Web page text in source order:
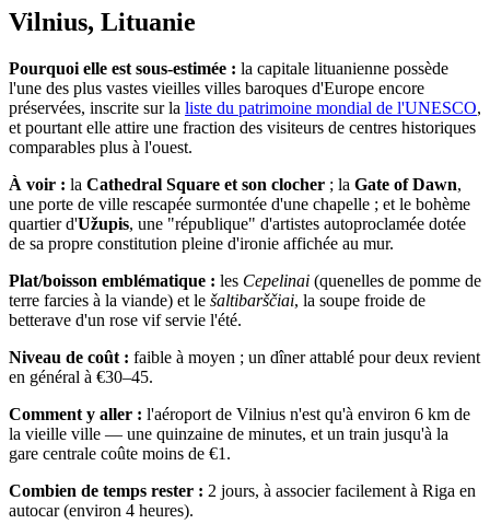
Vilnius, Lituanie
Pourquoi elle est sous-estimée : la capitale lituanienne possède
l'une des plus vastes vieilles villes baroques d'Europe encore
préservées, inscrite sur la liste du patrimoine mondial de l'UNESCO,
et pourtant elle attire une fraction des visiteurs de centres historiques
comparables plus à l'ouest.
À voir : la Cathedral Square et son clocher ; la Gate of Dawn,
une porte de ville rescapée surmontée d'une chapelle ; et le bohème
quartier d'Užupis, une "république" d'artistes autoproclamée dotée
de sa propre constitution pleine d'ironie affichée au mur.
Plat/boisson emblématique : les Cepelinai (quenelles de pomme de
terre farcies à la viande) et le šaltibarščiai, la soupe froide de
betterave d'un rose vif servie l'été.
Niveau de coût : faible à moyen ; un dîner attablé pour deux revient
en général à €30–45.
Comment y aller : l'aéroport de Vilnius n'est qu'à environ 6 km de
la vieille ville — une quinzaine de minutes, et un train jusqu'à la
gare centrale coûte moins de €1.
Combien de temps rester : 2 jours, à associer facilement à Riga en
autocar (environ 4 heures).